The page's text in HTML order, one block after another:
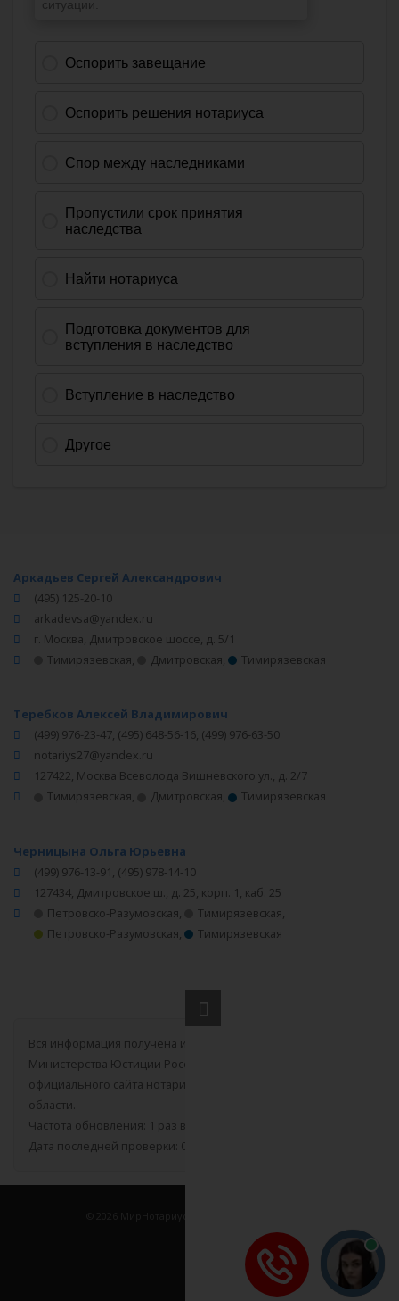
Аркадьев Сергей Александрович
(495) 125-20-10
arkadevsa@yandex.ru
г. Москва, Дмитровское шоссе, д. 5/1
Тимирязевская, Дмитровская, Тимирязевская
Теребков Алексей Владимирович
(499) 976-23-47, (495) 648-56-16, (499) 976-63-50
notariys27@yandex.ru
127422, Москва Всеволода Вишневского ул., д. 2/7
Тимирязевская, Дмитровская, Тимирязевская
Черницына Ольга Юрьевна
(499) 976-13-91, (495) 978-14-10
127434, Дмитровское ш., д. 25, корп. 1, каб. 25
Петровско-Разумовская, Тимирязевская,
Петровско-Разумовская, Тимирязевская
Вся информация получена из открытого реестра
Министерства Юстиции Российской Федерации и с
официального сайта нотариальной палаты Московской
области.
Частота обновления: 1 раз в неделю.
Дата последней проверки: 03.08.2026